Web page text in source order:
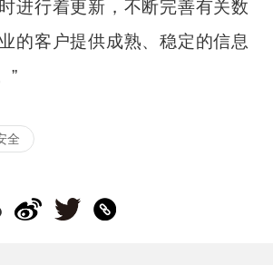
进行着更新，不断完善有关数
的客户提供成熟、稳定的信息
”
全